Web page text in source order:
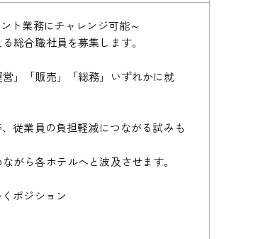
ト業務にチャレンジ可能～
総合職社員を募集します。
」「販売」「総務」いずれかに就
従業員の負担軽減につながる試みも
がら各ホテルへと波及させます。
ポジション